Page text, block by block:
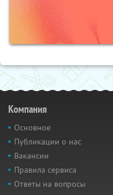
Компания
Основное
Публикации о нас
Вакансии
Правила сервиса
Ответы на вопросы